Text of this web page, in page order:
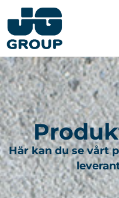
Här kan du se vårt